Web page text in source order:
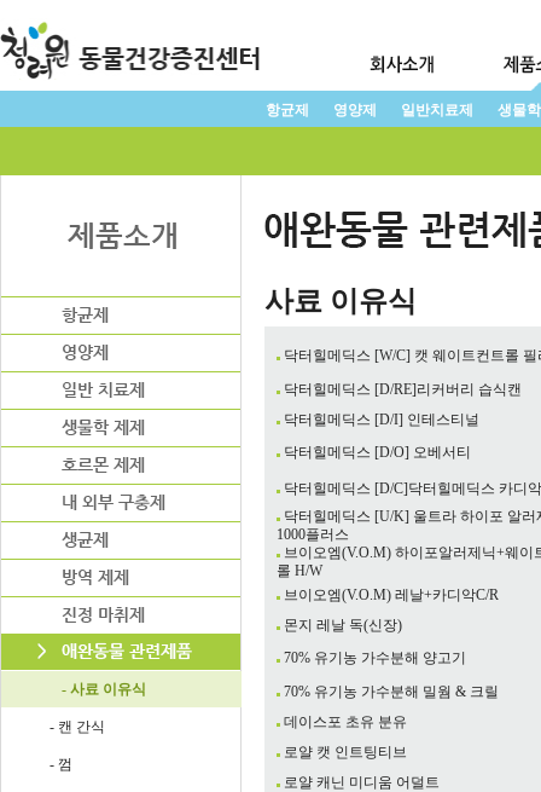
항균제 영양제 일반치료제 생물
- 사료 이유식
- 캔 간식
- 껌
사료 이유식
닥터힐메딕스 [W/C] 캣 웨이트컨트롤 필
닥터힐메딕스 [D/RE]리커버리 습식캔
닥터힐메딕스 [D/I] 인테스티널
닥터힐메딕스 [D/O] 오베서티
닥터힐메딕스 [D/C]닥터힐메딕스 카디악
닥터힐메딕스 [U/K] 울트라 하이포 알러
1000플러스
브이오엠(V.O.M) 하이포알러제닉+웨이
롤 H/W
브이오엠(V.O.M) 레날+카디악C/R
몬지 레날 독(신장)
70% 유기농 가수분해 양고기
70% 유기농 가수분해 밀웜 & 크릴
데이스포 초유 분유
로얄 캣 인트팅티브
로얄 캐닌 미디움 어덜트